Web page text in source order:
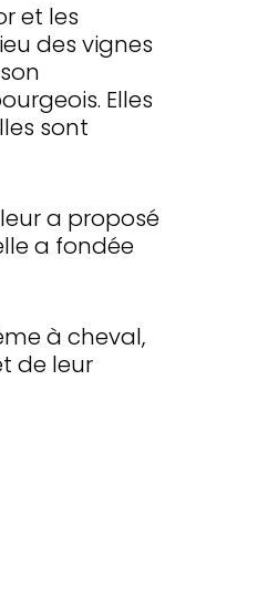
et les
des vignes
Elles
sont
a proposé
a fondée
à cheval,
de leur